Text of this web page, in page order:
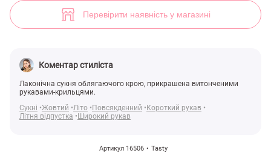
36
Перевірити наявність у магазині
Коментар стиліста
Лаконічна сукня облягаючого крою, прикрашена витонченими
рукавами-крильцями.
Сукні Жовтий Літо Повсякденний
Короткий рукав
Літня відпустка
Широкий рукав
Артикул 16506 Tasty
Сонячна літня сукня (арт. 16506) ♡ інтернет-магазин Gepur